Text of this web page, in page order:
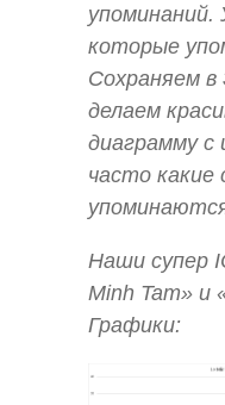
упоминаний.
которые
Сохраняем в
делаем
диаграмму с
часто какие
Наши супер
Minh Tam» и
Графики: